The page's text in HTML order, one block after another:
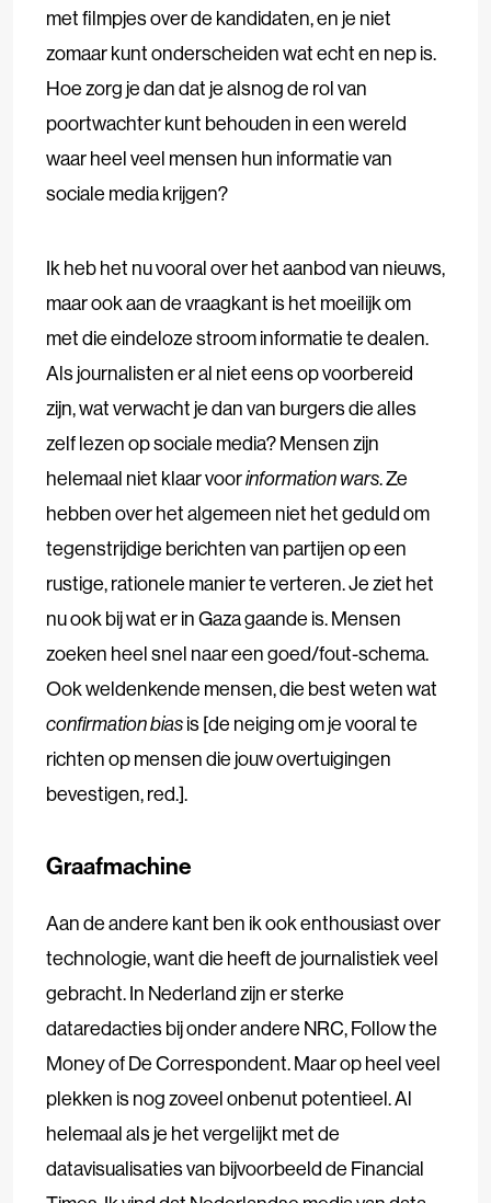
met filmpjes over de kandidaten, en je niet
zomaar kunt onderscheiden wat echt en nep is.
Hoe zorg je dan dat je alsnog de rol van
poortwachter kunt behouden in een wereld
waar heel veel mensen hun informatie van
sociale media krijgen?
Ik heb het nu vooral over het aanbod van nieuws,
maar ook aan de vraagkant is het moeilijk om
met die eindeloze stroom informatie te dealen.
Als journalisten er al niet eens op voorbereid
zijn, wat verwacht je dan van burgers die alles
zelf lezen op sociale media? Mensen zijn
helemaal niet klaar voorinformation wars. Ze
hebben over het algemeen niet het geduld om
tegenstrijdige berichten van partijen op een
rustige, rationele manier te verteren. Je ziet het
nu ook bij wat er in Gaza gaande is. Mensen
zoeken heel snel naar een goed/fout-schema.
Ook weldenkende mensen, die best weten wat
confirmation biasis [de neiging om je vooral te
richten op mensen die jouw overtuigingen
bevestigen, red.].
Graafmachine
Aan de andere kant ben ik ook enthousiast over
technologie, want die heeft de journalistiek veel
gebracht. In Nederland zijn er sterke
dataredacties bij onder andere NRC, Follow the
Money of De Correspondent. Maar op heel veel
plekken is nog zoveel onbenut potentieel. Al
helemaal als je het vergelijkt met de
datavisualisaties van bijvoorbeeld de Financial